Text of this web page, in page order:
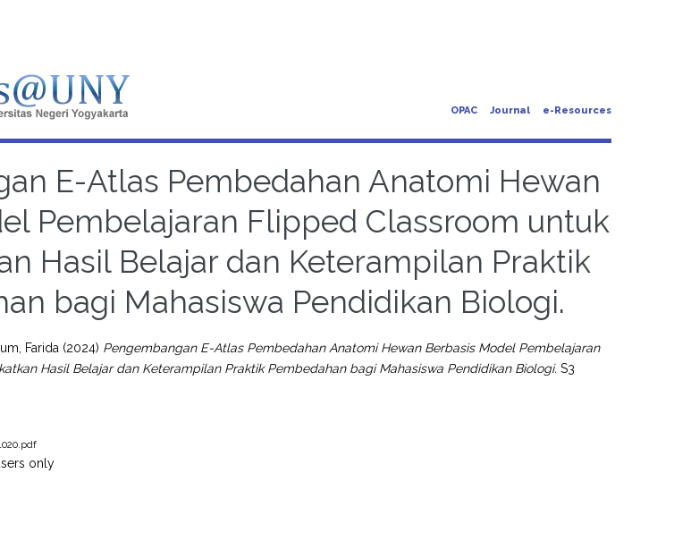
OPAC Journal e-Resources
E-Atlas Pembedahan Anatomi Hewan
Pembelajaran Flipped Classroom untuk
Hasil Belajar dan Keterampilan Praktik
bagi Mahasiswa Pendidikan Biologi.
Farida (2024) Pengembangan E-Atlas Pembedahan Anatomi Hewan Berbasis Model Pembelajaran
Hasil Belajar dan Keterampilan Praktik Pembedahan bagi Mahasiswa Pendidikan Biologi. S3
only